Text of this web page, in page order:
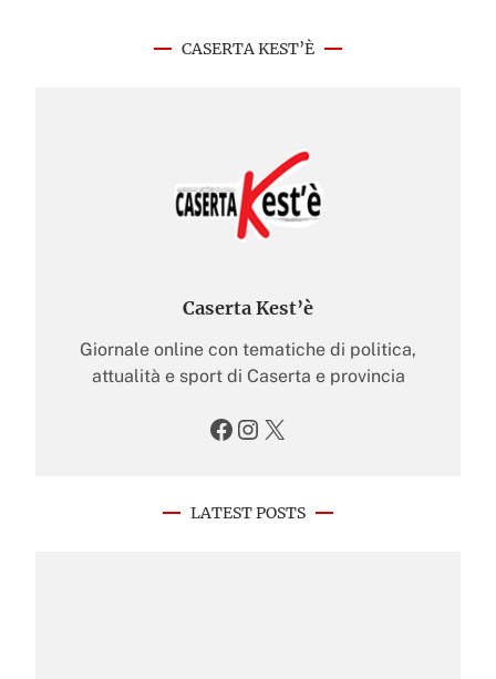
CASERTA KEST’È
Caserta Kest’è
Giornale online con tematiche di politica,
attualità e sport di Caserta e provincia
Facebook Instagram X
LATEST POSTS